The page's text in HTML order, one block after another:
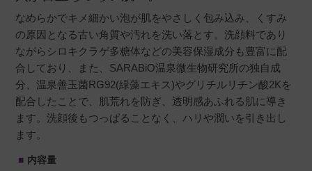
なめらかでキメ細かい泡が肌をやさしく包み込み、くすみ
の原因となる古い角質や汚れを洗い落とす。洗顔料であり
ながらシロキクラゲ多糖体などの美容保湿成分も豊富に配
合しており、また、SARABiO温泉微生物研究所の独自成
分、温泉善玉菌RG92(緑藻エキス)やグリチルリチン酸2Kを
配合したことで、肌荒れを防ぎ、透明感あふれる肌に導き
ます。洗顔後もつっぱることなく、ハリや潤いを引き出し
ます。
内容量